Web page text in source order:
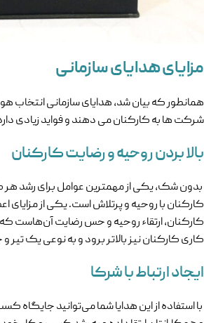
مزایای هدایای سازمانی
همانطور که بیان شد، هدایای سازمانی انتخاب
شرکت ها به کارکنان می دهند و فواید زیادی دارد
بالا بردن روحیه و رضایت کارکنان
بدون شک، یکی از مهمترین عوامل برای رشد
کارکنان با روحیه و پرتلاش است. یکی از مزایای
کارکنان، ارتقاء روحیه و حس رضایت آن‌هاست
کاری کارکنان نیز بالاتر برود و به نوعی یک
ایجاد ارتباط با شرکا
با استفاده از این هدایا شما می‌توانید جایگاه